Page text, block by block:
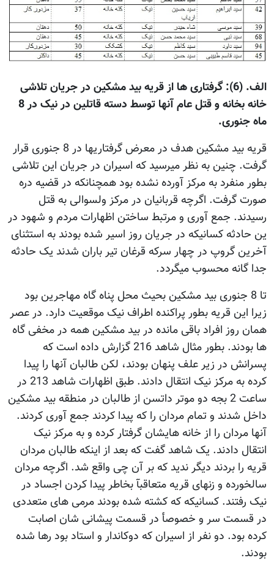
الف. (6): گرفتاری ها از قریه بید مشکین در جریان تلاشی
خانه بخانه و قتل عام آنها توسط دسته قاتلین در نیک در 8
ماه جنوری.
قریه بید مشکین هدف در معرض گرفتاریها در 8 جنوری قرار
گرفت. چنین به نظر میرسید که اسیران در جریان این تلاشی
بطور منفرد به مرکز آورده نشده بود همچنانکه در قضیه دره
صورت گرفت. اگرچه قربانیان در مرکز ولسوالی به قتل
رسیدند. جمع آوری و مرتبط ساختن اظهارات مردم و شهود در
ین حادثه کسانیکه در جریان روز اسیر شده بودند به استثنای
آخرین گروپ در چهار سرکه قرغان تیر باران شدند یک حادثه
جدا گانه محسوب میگردد.
تا 8 جنوری بید مشکین بحیث محل پناه گاه مهاجرین بود
زیرا این قریه بطور پراکنده اطراف نیک موقعیت دارد. در عصر
همان روز افراد باقی مانده در بید مشکین همه در مخفی گاه
ها بودند. بطور مثال شاهد 216 گزارش داده است که
پسرانش در زیر علف پنهان بودند، لکن طالبان آنها را پیدا
کرده به مرکز نیک انتقال دادند. طبق اظهارات شاهد 213 در
ساعت 2 بجه دو موتر داتسن از طالبان در منطقه بید مشکین
داخل شدند و تمام مردان را که پیدا کردند جمع آوری کردند.
آنها مردان را از خانه هایشان گرفتار کرده و به مرکز نیک
انتقال دادند. یک شاهد گفت که بعد از اینکه طالبان مردان
قریه را بردند دیگر ندید که بر آن چی واقع شد. اگرچه مردان
سالخورده و زنهای قریه متعاقبآ بخاطر پیدا کردن اجساد در
نیک رفتند. کسانیکه که کشته شده بودند مرمی های متعددی
در قسمت سر و خصوصأ در قسمت پیشانی شان اصابت
کرده بود. دو نفر از اسیران که دوکاندار و استاد بود رها شده
بودند.